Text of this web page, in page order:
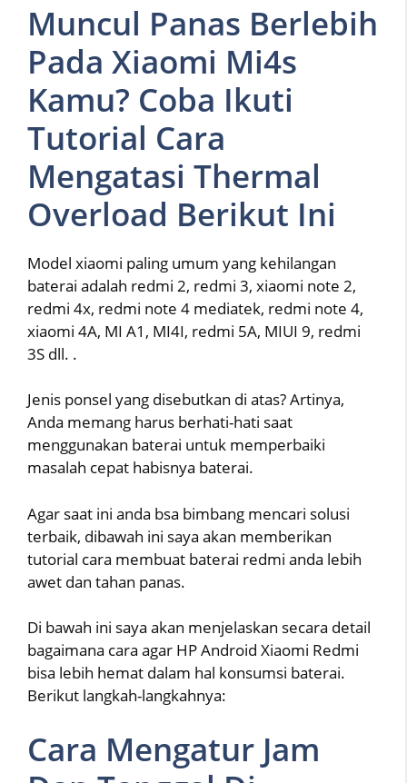
Muncul Panas Berlebih
Pada Xiaomi Mi4s
Kamu? Coba Ikuti
Tutorial Cara
Mengatasi Thermal
Overload Berikut Ini
Model xiaomi paling umum yang kehilangan
baterai adalah redmi 2, redmi 3, xiaomi note 2,
redmi 4x, redmi note 4 mediatek, redmi note 4,
xiaomi 4A, MI A1, MI4I, redmi 5A, MIUI 9, redmi
3S dll. .
Jenis ponsel yang disebutkan di atas? Artinya,
Anda memang harus berhati-hati saat
menggunakan baterai untuk memperbaiki
masalah cepat habisnya baterai.
Agar saat ini anda bsa bimbang mencari solusi
terbaik, dibawah ini saya akan memberikan
tutorial cara membuat baterai redmi anda lebih
awet dan tahan panas.
Di bawah ini saya akan menjelaskan secara detail
bagaimana cara agar HP Android Xiaomi Redmi
bisa lebih hemat dalam hal konsumsi baterai.
Berikut langkah-langkahnya:
Cara Mengatur Jam